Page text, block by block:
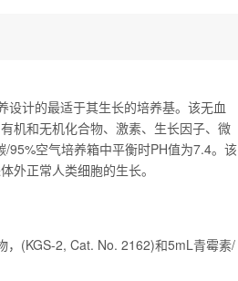
设计的最适于其生长的培养基。该无血
机和无机化合物、激素、生长因子、微
95%空气培养箱中平衡时PH值为7.4。该
外正常人类细胞的生长。
(KGS-2, Cat. No. 2162)和5mL青霉素/